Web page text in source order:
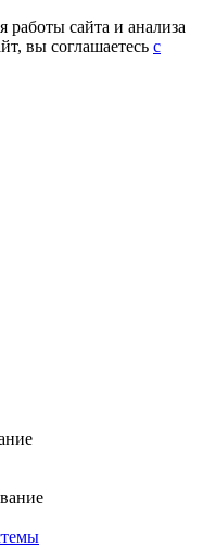
сайта и анализа
вы соглашаетесь с